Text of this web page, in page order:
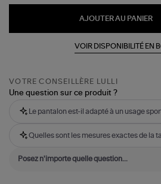
AJOUTER AU PANIER
VOIR DISPONIBILITÉ EN
VOTRE CONSEILLÈRE LULLI
Une question sur ce produit ?
Le pantalon est-il adapté à un usage
Quelles sont les mesures exactes de la